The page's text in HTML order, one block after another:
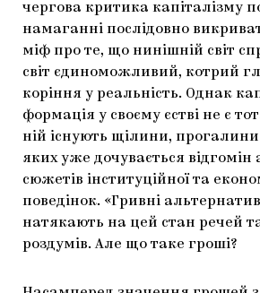
чергова критика капіталізму
намаганні послідовно
міф про те, що нинішній світ
світ єдиноможливий, котрий
коріння у реальність. Однак
формація у своєму єстві не є
ній існують щілини, прогалини
яких уже дочувається
сюжетів інституційної та
поведінок. «Гривні
натякають на цей стан речей
роздумів. Але що таке гроші?